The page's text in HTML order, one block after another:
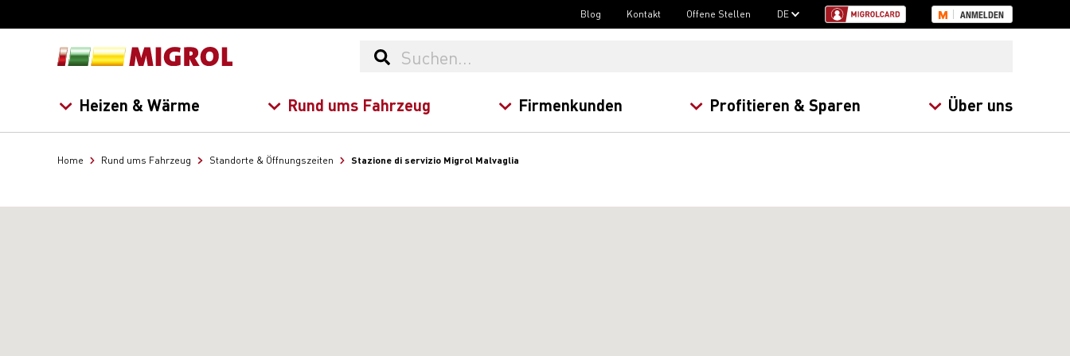
Blog Kontakt Offene Stellen DE ANMELDEN
Heizen & Wärme Rund ums Fahrzeug Firmenkunden Profitieren & Sparen Über uns
Home Rund ums Fahrzeug Standorte & Öffnungszeiten Stazione di servizio Migrol Malvaglia